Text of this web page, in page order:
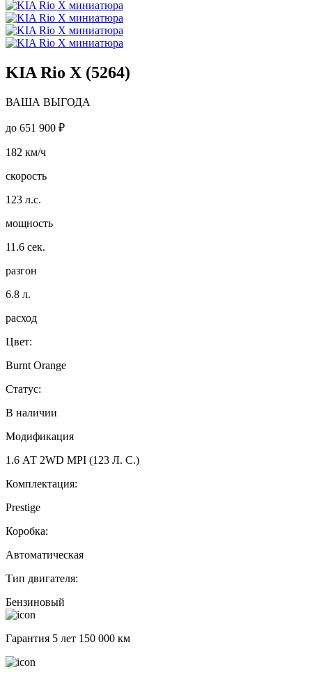
KIA Rio X (5264)
ВАША ВЫГОДА
до 651 900 ₽
182 км/ч
скорость
123 л.с.
мощность
11.6 сек.
разгон
6.8 л.
расход
Цвет:
Burnt Orange
Статус:
В наличии
Модификация
1.6 АТ 2WD MPI (123 Л. C.)
Комплектация:
Prestige
Коробка:
Автоматическая
Тип двигателя:
Бензиновый
Гарантия 5 лет 150 000 км